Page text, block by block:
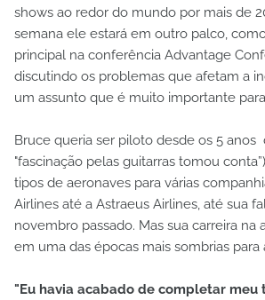
shows ao redor do mundo por mais de
semana ele estará em outro palco,
principal na conferência Advantage
discutindo os problemas que afetam a
um assunto que é muito importante
Bruce queria ser piloto desde os 5 anos
"fascinação pelas guitarras tomou
tipos de aeronaves para várias
Airlines até a Astraeus Airlines, até sua
novembro passado. Mas sua carreira na
em uma das épocas mais sombrias para
"Eu havia acabado de completar meu